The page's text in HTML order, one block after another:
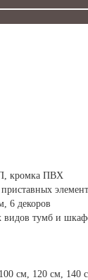
кромка ПВХ
6 декоров
видов тумб и
см, 120 см, 140